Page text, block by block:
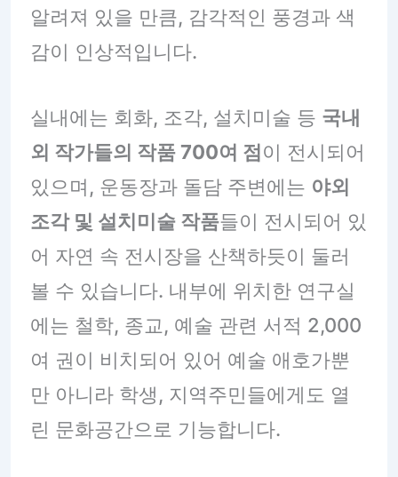
알려져 있을 만큼, 감각적인 풍경과 색
감이 인상적입니다.
실내에는 회화, 조각, 설치미술 등 국내
외 작가들의 작품 700여 점 이 전시되어
있으며, 운동장과 돌담 주변에는 야외
조각 및 설치미술 작품들이 전시되어 있
어 자연 속 전시장을 산책하듯이 둘러
볼 수 있습니다. 내부에 위치한 연구실
에는 철학, 종교, 예술 관련 서적 2,000
여 권이 비치되어 있어 예술 애호가뿐
만 아니라 학생, 지역주민들에게도 열
린 문화공간으로 기능합니다.